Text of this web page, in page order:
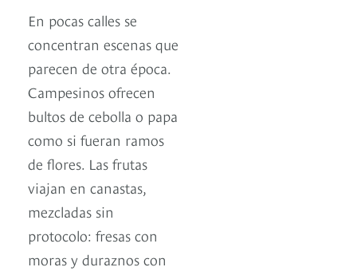
En pocas calles se
concentran escenas que
parecen de otra época.
Campesinos ofrecen
bultos de cebolla o papa
como si fueran ramos
de flores. Las frutas
viajan en canastas,
mezcladas sin
protocolo: fresas con
moras y duraznos con